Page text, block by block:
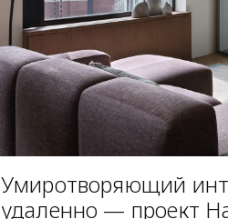
Умиротворяющий
удаленно — проект